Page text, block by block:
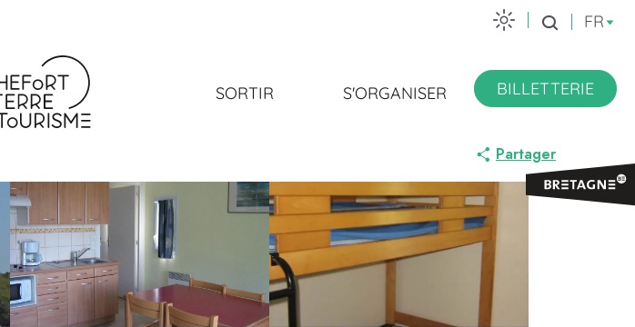
FR
BILLETTERIE
SORTIR S'ORGANISER
Partager